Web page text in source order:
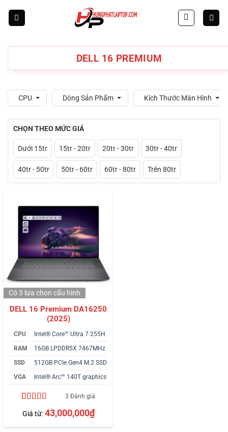
DELL 16 PREMIUM
CPU Dòng Sản Phẩm Kích Thước Màn Hình
CHỌN THEO MỨC GIÁ
Dưới 15tr 15tr - 20tr 20tr - 30tr 30tr - 40tr
40tr - 50tr 50tr - 60tr 60tr - 80tr Trên 80tr
DELL 16 Premium DA16250
(2025)
CPU
Intel® Core™ Ultra 7 255H
RAM
16GB LPDDR5X 7467MHz
SSD
512GB PCIe Gen4 M.2 SSD
VGA
Intel® Arc™ 140T graphics
trên 5
dựa trên
3 Đánh giá
Giá từ:43,000,000₫
Có 3 lựa chọn cấu hình